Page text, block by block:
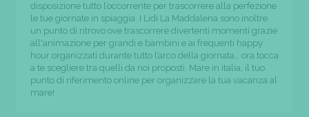
disposizione tutto l’occorrente per trascorrere alla perfezione
le tue giornate in spiaggia. I Lidi La Maddalena sono inoltre
un punto di ritrovo ove trascorrere divertenti momenti grazie
all'animazione per grandi e bambini e ai frequenti happy
hour organizzati durante tutto l’arco della giornata… ora tocca
a te scegliere tra quelli da noi proposti. Mare in italia, il tuo
punto di riferimento online per organizzare la tua vacanza al
mare!